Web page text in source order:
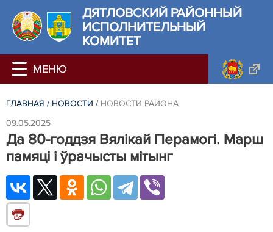
ДЯТЛОВСКИЙ РАЙОННЫЙ
ИСПОЛНИТЕЛЬНЫЙ
КОМИТЕТ
ГЛАВНАЯ / НОВОСТИ / НОВОСТИ РАЙОНА
09.05.2025
Да 80-годдзя Вялікай Перамогі. Марш
памяці і ўрачысты мітынг